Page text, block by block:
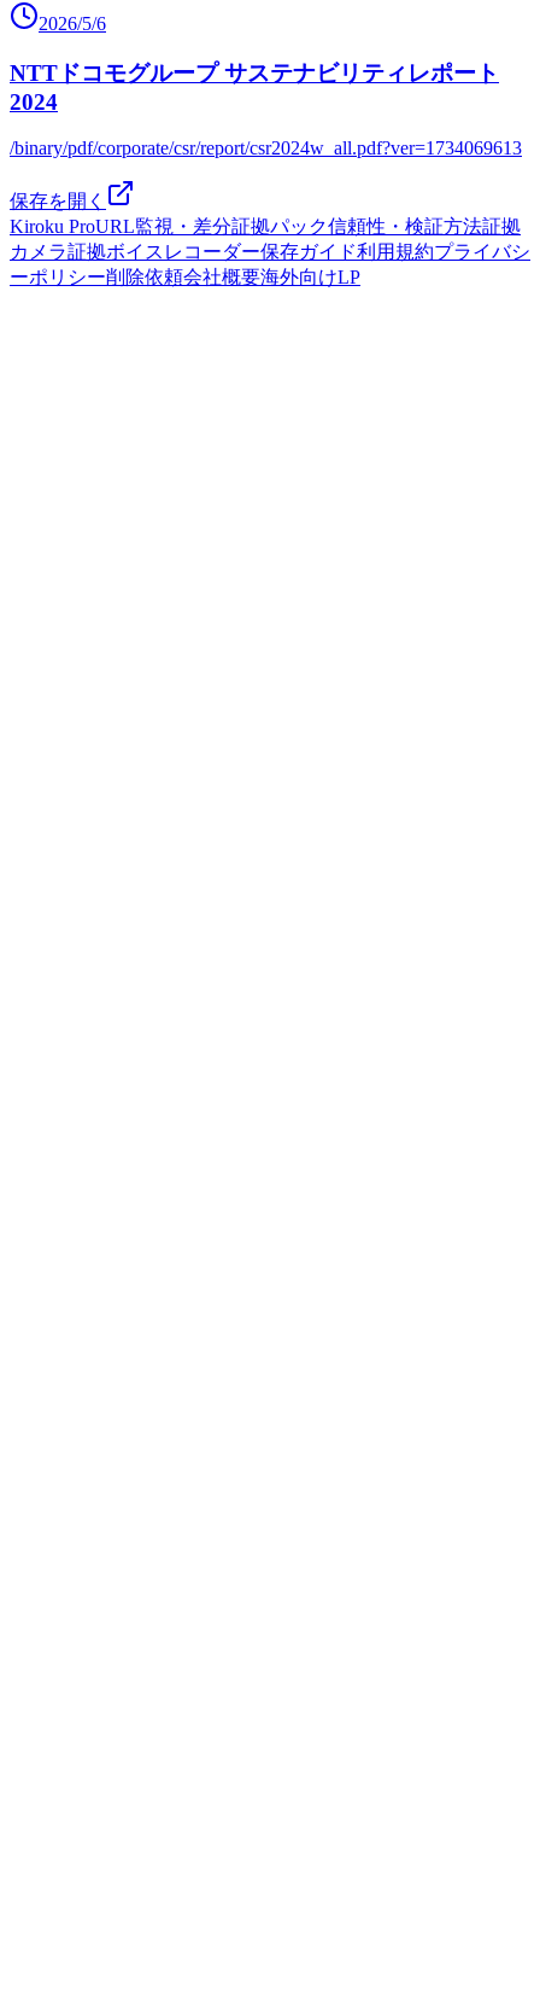
2026/5/6
NTTドコモグループ サステナビリティレポート
2024
/binary/pdf/corporate/csr/report/csr2024w_all.pdf?ver=1734069613
保存を開く
Kiroku ProURL監視・差分証拠パック信頼性・検証方法証拠
カメラ証拠ボイスレコーダー保存ガイド利用規約プライバシ
ーポリシー削除依頼会社概要海外向けLP